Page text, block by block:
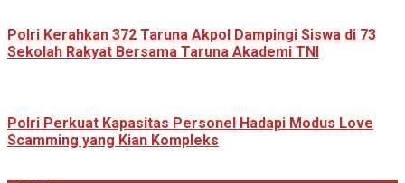
Polri Kerahkan 372 Taruna Akpol Dampingi Siswa di 73
Sekolah Rakyat Bersama Taruna Akademi TNI
Polri Perkuat Kapasitas Personel Hadapi Modus Love
Scamming yang Kian Kompleks